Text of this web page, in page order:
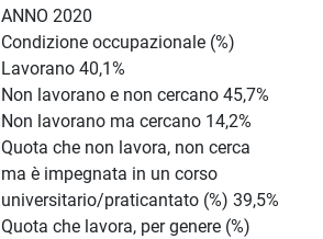
ANNO 2020
Condizione occupazionale (%)
Lavorano 40,1%
Non lavorano e non cercano 45,7%
Non lavorano ma cercano 14,2%
Quota che non lavora, non cerca
ma è impegnata in un corso
universitario/praticantato (%) 39,5%
Quota che lavora, per genere (%)